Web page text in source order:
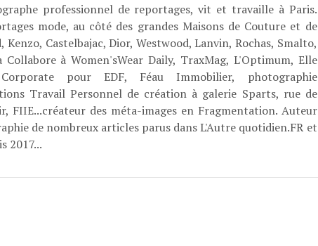
professionnel de reportages, vit et travaille à Paris.
mode, au côté des grandes Maisons de Couture et de
Kenzo, Castelbajac, Dior, Westwood, Lanvin, Rochas, Smalto,
Collabore à Women'sWear Daily, TraxMag, L'Optimum, Elle
pour EDF, Féau Immobilier, photographie
Travail Personnel de création à galerie Sparts, rue de
FIIE...créateur des méta-images en Fragmentation. Auteur
de nombreux articles parus dans L'Autre quotidien.FR et
2017...